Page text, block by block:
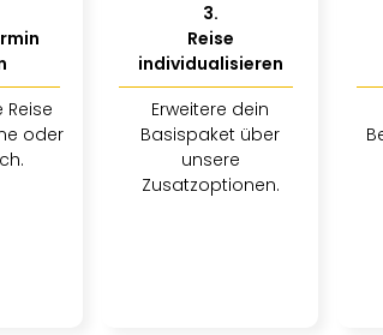
Reise
oder
3.
Reise
individualisieren
Erweitere dein
Basispaket über
unsere
Zusatzoptionen.